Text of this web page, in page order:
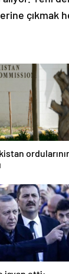
çıkmak